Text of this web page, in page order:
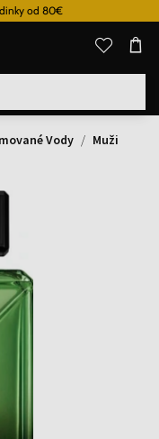
od 80€
Vody Muži